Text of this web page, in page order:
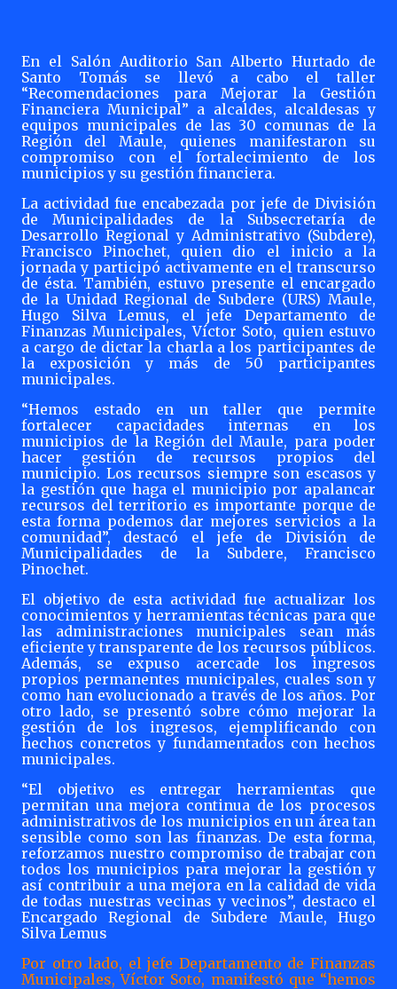
En el Salón Auditorio San Alberto Hurtado de
Santo Tomás se llevó a cabo el taller
“Recomendaciones para Mejorar la Gestión
Financiera Municipal” a alcaldes, alcaldesas y
equipos municipales de las 30 comunas de la
Región del Maule, quienes manifestaron su
compromiso con el fortalecimiento de los
municipios y su gestión financiera.
La actividad fue encabezada por jefe de División
de Municipalidades de la Subsecretaría de
Desarrollo Regional y Administrativo (Subdere),
Francisco Pinochet, quien dio el inicio a la
jornada y participó activamente en el transcurso
de ésta. También, estuvo presente el encargado
de la Unidad Regional de Subdere (URS) Maule,
Hugo Silva Lemus, el jefe Departamento de
Finanzas Municipales, Víctor Soto, quien estuvo
a cargo de dictar la charla a los participantes de
la exposición y más de 50 participantes
municipales.
“Hemos estado en un taller que permite
fortalecer capacidades internas en los
municipios de la Región del Maule, para poder
hacer gestión de recursos propios del
municipio. Los recursos siempre son escasos y
la gestión que haga el municipio por apalancar
recursos del territorio es importante porque de
esta forma podemos dar mejores servicios a la
comunidad”, destacó el jefe de División de
Municipalidades de la Subdere, Francisco
Pinochet.
El objetivo de esta actividad fue actualizar los
conocimientos y herramientas técnicas para que
las administraciones municipales sean más
eficiente y transparente de los recursos públicos.
Además, se expuso acercade los ingresos
propios permanentes municipales, cuales son y
como han evolucionado a través de los años. Por
otro lado, se presentó sobre cómo mejorar la
gestión de los ingresos, ejemplificando con
hechos concretos y fundamentados con hechos
municipales.
“El objetivo es entregar herramientas que
permitan una mejora continua de los procesos
administrativos de los municipios en un área tan
sensible como son las finanzas. De esta forma,
reforzamos nuestro compromiso de trabajar con
todos los municipios para mejorar la gestión y
así contribuir a una mejora en la calidad de vida
de todas nuestras vecinas y vecinos”, destaco el
Encargado Regional de Subdere Maule, Hugo
Silva Lemus
Por otro lado, el jefe Departamento de Finanzas
Municipales, Víctor Soto, manifestó que “hemos